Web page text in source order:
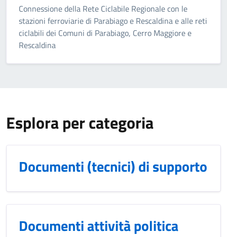
Connessione della Rete Ciclabile Regionale con le
stazioni ferroviarie di Parabiago e Rescaldina e alle reti
ciclabili dei Comuni di Parabiago, Cerro Maggiore e
Rescaldina
Esplora per categoria
Documenti (tecnici) di supporto
Documenti attività politica